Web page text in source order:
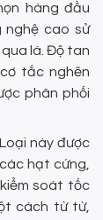
hàng đầu
nghệ cao sử
lá. Độ tan
tắc nghẽn
phân phối
Loại này được
hạt cứng,
soát tốc
cách từ từ,